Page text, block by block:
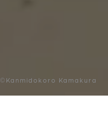
©Kanmidokoro Kamakura